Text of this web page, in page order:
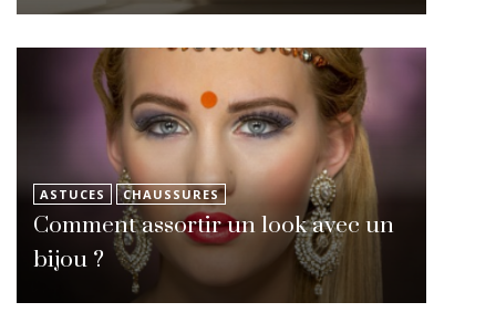
ASTUCES CHAUSSURES
Comment assortir un look avec un
bijou ?